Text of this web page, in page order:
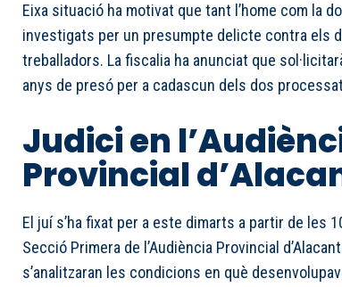
Eixa situació ha motivat que tant l’home com la
investigats per un presumpte delicte contra els
treballadors. La fiscalia ha anunciat que
anys de presó per a cadascun dels dos
Judici en
Provincial
El juí s’ha fixat per a este dimarts a partir de les
Secció Primera de l’Audiència Provincial
s’analitzaran les condicions en què